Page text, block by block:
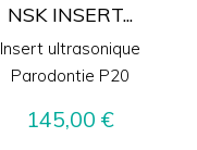
NSK INSERT...
Insert ultrasonique
Parodontie P20
Prix
145,00 €